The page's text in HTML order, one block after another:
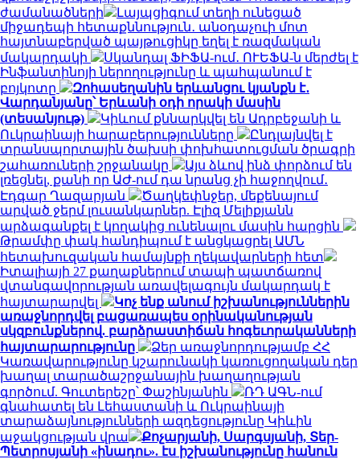
ժամանածների
Լայպցիգում տեղի ունեցած
միջադեպի հետաքննություն․ անօդաչուի մոտ
հայտնաբերված պայթուցիկը եղել է ռազմական
մակարդակի
Սկանդալ ՖԻՖԱ-ում․ ՈՒԵՖԱ-ն մերժել է
Ինֆանտինոյի ներողությունը և պահպանում է
բոյկոտը
Զոհասեղանին երևանցու կյանքն է․
Վարդանյանը՝ Երևանի օդի որակի մասին
(տեսանյութ)
Կիևում քննարկվել են Ադրբեջանի և
Ուկրաինայի հարաբերությունները
Ընդլայնվել է
տրանսպորտային ծախսի փոխհատուցման ծրագրի
շահառուների շրջանակը
Այս ձևով ինձ փորձում են
լռեցնել, քանի որ ԱԺ-ում դա նրանց չի հաջողվում․
Էդգար Ղազարյան
Ծաղկեփնջեր, մեքենայում
արված ջերմ լուսանկարներ. Էլիզ Մելիքյանն
արձագանքել է կողակից ունենալու մասին հարցին
Թրամփը փակ հանդիպում է անցկացրել ԱՄՆ
հետախուզական համայնքի ղեկավարների հետ
Իտալիայի 27 քաղաքներում տապի պատճառով
վտանգավորության առավելագույն մակարդակ է
հայտարարվել
Կոչ ենք անում իշխանություններին
առաջնորդվել բացառապես օրինականության
սկզբունքներով. բարձրաստիճան հոգեւորականների
հայտարարությունը
Ձեր առաջնորդությամբ ՀՀ
Կառավարությունը կշարունակի կառուցողական դեր
խաղալ տարածաշրջանային խաղաղության
գործում. Գուտերեշը՝ Փաշինյանին
ՌԴ ԱԳՆ-ում
գնահատել են Լեհաստանի և Ուկրաինայի
տարաձայնությունների ազդեցությունը Կիևին
աջակցության վրա
Քոչարյանի, Սարգսյանի, Տեր-
Պետրոսյանի «ինադու». էս իշխանությունը հանուն